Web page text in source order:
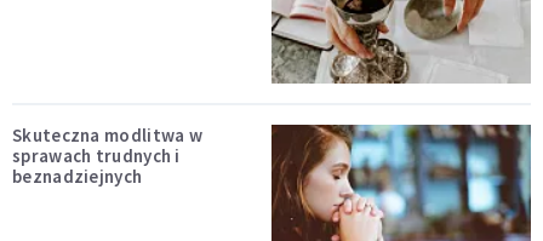
Skuteczna modlitwa w
sprawach trudnych i
beznadziejnych